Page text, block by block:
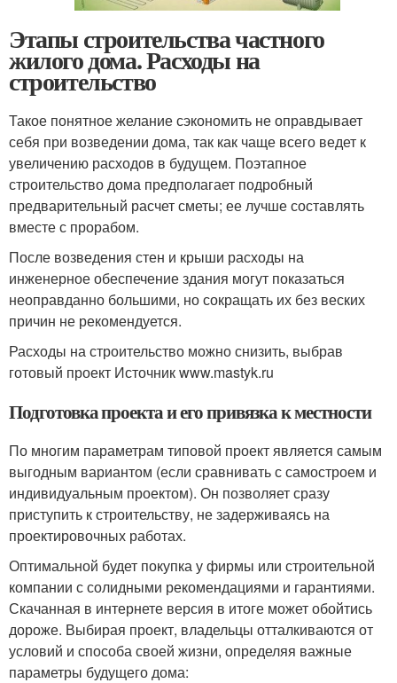
Этапы строительства частного
жилого дома. Расходы на
строительство
Такое понятное желание сэкономить не оправдывает
себя при возведении дома, так как чаще всего ведет к
увеличению расходов в будущем. Поэтапное
строительство дома предполагает подробный
предварительный расчет сметы; ее лучше составлять
вместе с прорабом.
После возведения стен и крыши расходы на
инженерное обеспечение здания могут показаться
неоправданно большими, но сокращать их без веских
причин не рекомендуется.
Расходы на строительство можно снизить, выбрав
готовый проект Источник www.mastyk.ru
Подготовка проекта и его привязка к местности
По многим параметрам типовой проект является самым
выгодным вариантом (если сравнивать с самостроем и
индивидуальным проектом). Он позволяет сразу
приступить к строительству, не задерживаясь на
проектировочных работах.
Оптимальной будет покупка у фирмы или строительной
компании с солидными рекомендациями и гарантиями.
Скачанная в интернете версия в итоге может обойтись
дороже. Выбирая проект, владельцы отталкиваются от
условий и способа своей жизни, определяя важные
параметры будущего дома: